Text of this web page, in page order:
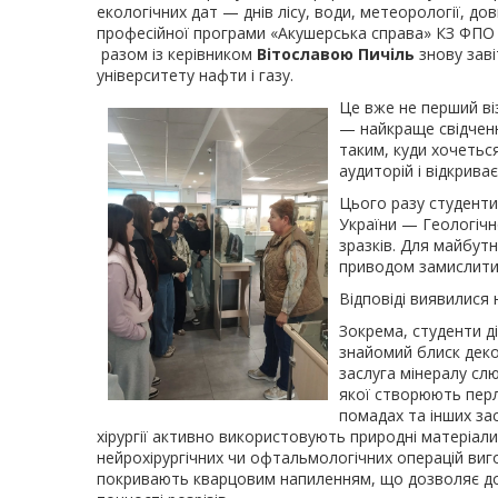
екологічних дат — днів лісу, води, метеорології,
професійної програми «Акушерська справа» КЗ ФПО
разом із керівником Вітославою Пичіль знову
університету нафти і газу.
Це вже не перший
— найкраще
таким, куди
аудиторій і
Цього разу
України —
зразків. Для
приводом
Відповіді
Зокрема, студенти
знайомий блиск
заслуга мінералу
якої створюють
помадах та інших
хірургії активно використовують природні
нейрохірургічних чи офтальмологічних операцій
покривають кварцовим напиленням, що дозволяє